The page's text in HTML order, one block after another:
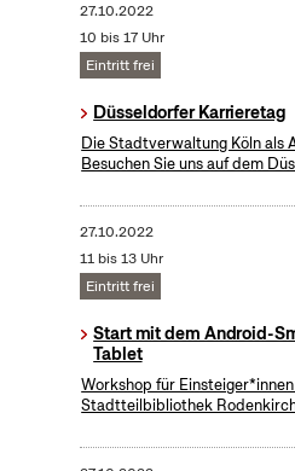
27.10.2022
10 bis 17 Uhr
Eintritt frei
Düsseldorfer Karrieretag
Die Stadtverwaltung Köln als
Besuchen Sie uns auf dem
27.10.2022
11 bis 13 Uhr
Eintritt frei
Start mit dem Android-
Tablet
Workshop für
Stadtteilbibliothek